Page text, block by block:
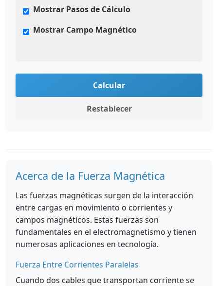
Mostrar Pasos de Cálculo
Mostrar Campo Magnético
Calcular
Restablecer
Acerca de la Fuerza Magnética
Las fuerzas magnéticas surgen de la interacción
entre cargas en movimiento o corrientes y
campos magnéticos. Estas fuerzas son
fundamentales en el electromagnetismo y tienen
numerosas aplicaciones en tecnología.
Fuerza Entre Corrientes Paralelas
Cuando dos cables que transportan corriente se